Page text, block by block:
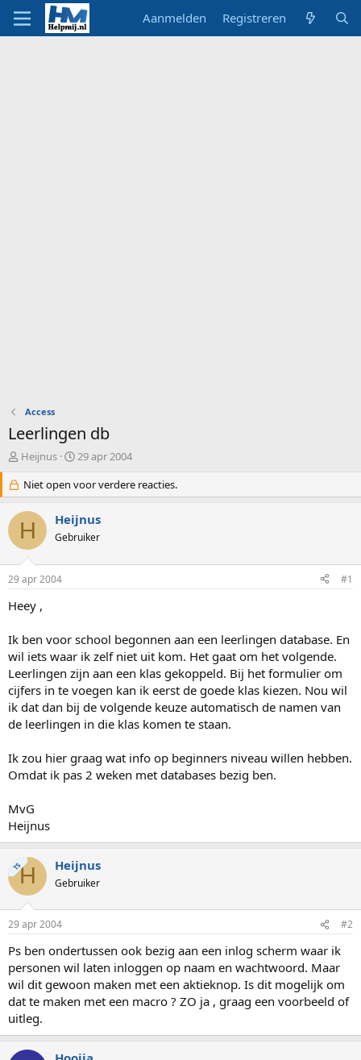
Aanmelden Registreren
Access
Leerlingen db
O
d
e
r
w
e
s
t
a
t
e
r
Heijnus
S
a
r
t
d
a
m
29 apr 2004
Niet open voor verdere reacties.
H Heijnus
Gebruiker
29 apr 2004 #1
Heey ,
Ik ben voor school begonnen aan een leerlingen database. En
wil iets waar ik zelf niet uit kom. Het gaat om het volgende.
Leerlingen zijn aan een klas gekoppeld. Bij het formulier om
cijfers in te voegen kan ik eerst de goede klas kiezen. Nou wil
ik dat dan bij de volgende keuze automatisch de namen van
de leerlingen in die klas komen te staan.
Ik zou hier graag wat info op beginners niveau willen hebben.
Omdat ik pas 2 weken met databases bezig ben.
MvG
Heijnus
TSH Heijnus
Gebruiker
29 apr 2004 #2
Ps ben ondertussen ook bezig aan een inlog scherm waar ik
personen wil laten inloggen op naam en wachtwoord. Maar
wil dit gewoon maken met een aktieknop. Is dit mogelijk om
dat te maken met een macro ? ZO ja , graag een voorbeeld of
uitleg.